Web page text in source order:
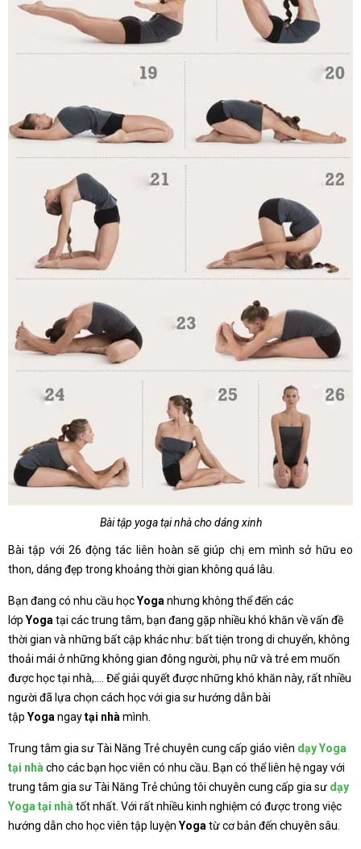
Bài tập yoga tại nhà cho dáng xinh
Bài tập với 26 động tác liên hoàn sẽ giúp chị em mình sở hữu eo
thon, dáng đẹp trong khoảng thời gian không quá lâu.
Bạn đang có nhu cầu họcYoga nhưng không thể đến các
lớp Yoga tại các trung tâm, bạn đang gặp nhiều khó khăn về vấn đề
thời gian và những bất cập khác như: bất tiện trong di chuyển, không
thoải mái ở những không gian đông người, phụ nữ và trẻ em muốn
được học tại nhà,…. Để giải quyết được những khó khăn này, rất nhiều
người đã lựa chọn cách học với gia sư hướng dẫn bài
tập Yoga ngaytại nhà mình.
Trung tâm gia sư Tài Năng Trẻ chuyên cung cấp giáo viên dạy Yoga
tại nhà cho các bạn học viên có nhu cầu. Bạn có thể liên hệ ngay với
trung tâm gia sư Tài Năng Trẻ chúng tôi chuyên cung cấp gia sư dạy
Yoga tại nhà tốt nhất. Với rất nhiều kinh nghiệm có được trong việc
hướng dẫn cho học viên tập luyện Yoga từ cơ bản đến chuyên sâu.